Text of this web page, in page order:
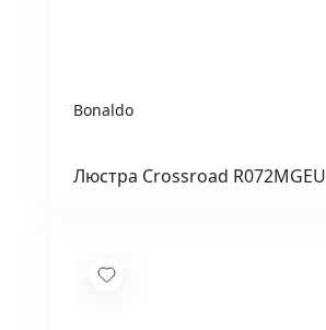
Bonaldo
Люстра Crossroad R072MGEU